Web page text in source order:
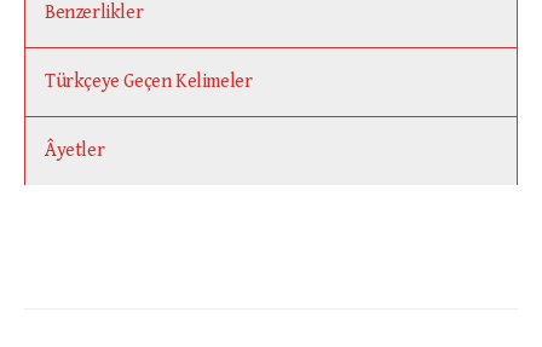
Benzerlikler
Türkçeye Geçen Kelimeler
Âyetler